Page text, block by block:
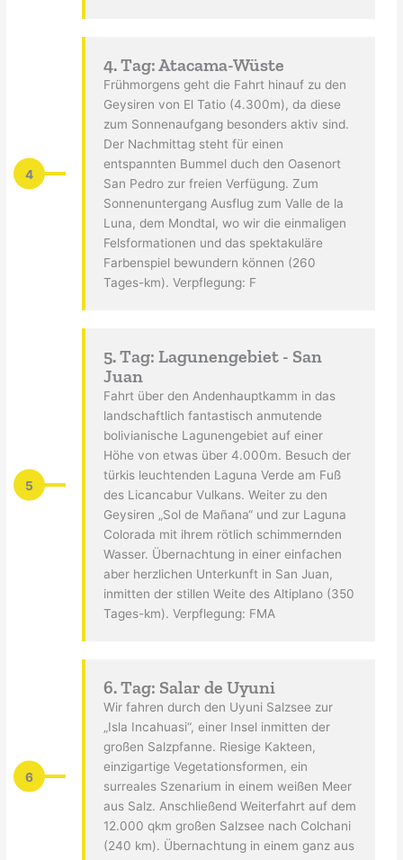
4
4. Tag: Atacama-Wüste
Frühmorgens geht die Fahrt hinauf zu den
Geysiren von El Tatio (4.300m), da diese
zum Sonnenaufgang besonders aktiv sind.
Der Nachmittag steht für einen
entspannten Bummel duch den Oasenort
San Pedro zur freien Verfügung. Zum
Sonnenuntergang Ausflug zum Valle de la
Luna, dem Mondtal, wo wir die einmaligen
Felsformationen und das spektakuläre
Farbenspiel bewundern können (260
Tages-km). Verpflegung: F
5
5. Tag: Lagunengebiet - San
Juan
Fahrt über den Andenhauptkamm in das
landschaftlich fantastisch anmutende
bolivianische Lagunengebiet auf einer
Höhe von etwas über 4.000m. Besuch der
türkis leuchtenden Laguna Verde am Fuß
des Licancabur Vulkans. Weiter zu den
Geysiren „Sol de Mañana“ und zur Laguna
Colorada mit ihrem rötlich schimmernden
Wasser. Übernachtung in einer einfachen
aber herzlichen Unterkunft in San Juan,
inmitten der stillen Weite des Altiplano (350
Tages-km). Verpflegung: FMA
6
6. Tag: Salar de Uyuni
Wir fahren durch den Uyuni Salzsee zur
„Isla Incahuasi“, einer Insel inmitten der
großen Salzpfanne. Riesige Kakteen,
einzigartige Vegetationsformen, ein
surreales Szenarium in einem weißen Meer
aus Salz. Anschließend Weiterfahrt auf dem
12.000 qkm großen Salzsee nach Colchani
(240 km). Übernachtung in einem ganz aus